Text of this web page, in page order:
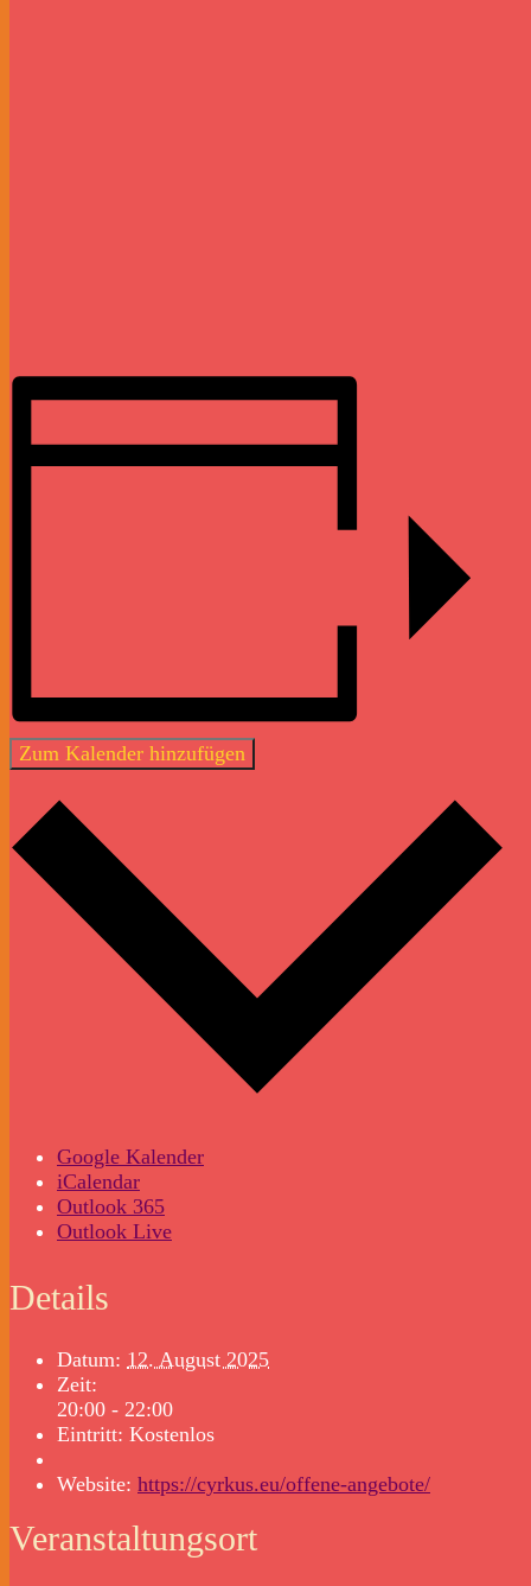
Zum Kalender hinzufügen
Google Kalender
iCalendar
Outlook 365
Outlook Live
Details
Datum: 12. August 2025
Zeit:
20:00 - 22:00
Eintritt: Kostenlos
Website: https://cyrkus.eu/offene-angebote/
Veranstaltungsort